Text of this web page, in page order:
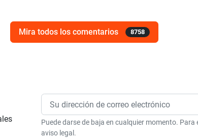
Mira todos los comentarios 8758
Puede darse de baja en cualquier momento.
aviso legal.